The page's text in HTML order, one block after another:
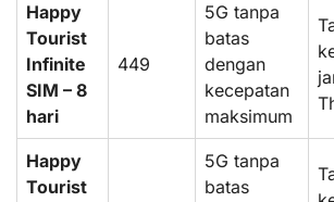
Happy
Tourist
Infinite
SIM – 8
hari
449
5G tanpa
batas
dengan
kecepatan
maksimum
Happy
Tourist
5G tanpa
batas